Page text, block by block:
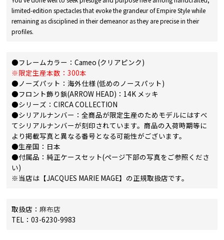
limited-edition spectacles that evoke the grandeur of Empire Style while
remaining as disciplined in their demeanor as they are precise in their
profiles.
●フレームカラー：Cameo (クリアピンク)
※限定生産本数：300本
●ノーズパット：海外仕様 (低めのノースパット)
●フロント飾り鋲(ARROW HEAD)：14K メッキ
●シリーズ：CIRCA COLLECTION
●シリアルナンバー：全商品が限定生産のためモデルにはすべ
てシリアルナンバーが刻印されています。商品の入荷時期等に
より掲載写真と異なる番号となる可能性がございます。
●生産国：日本
●付属品：純正ケースセット(ページ下部の写真をご参照くださ
い)
※当店は【JACQUES MARIE MAGE】の正規取扱店です。
取扱店：麻布店
TEL：03-6230-9983